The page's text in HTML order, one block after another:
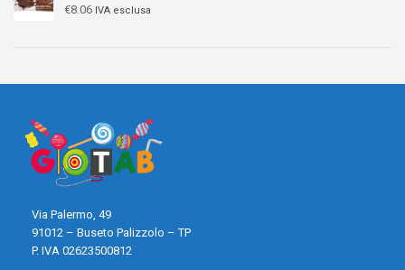
€8.06 IVA esclusa
Via Palermo, 49
91012 – Buseto Palizzolo – TP
P. IVA 02623500812